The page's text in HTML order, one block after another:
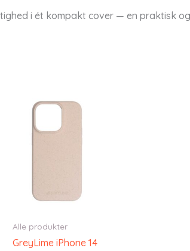
i ét kompakt cover — en praktisk
Alle produkter
GreyLime iPhone 14